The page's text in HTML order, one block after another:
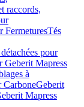
raccords,
FermeturesTés
pour
Geberit Mapress
à
CarboneGeberit
Mapress